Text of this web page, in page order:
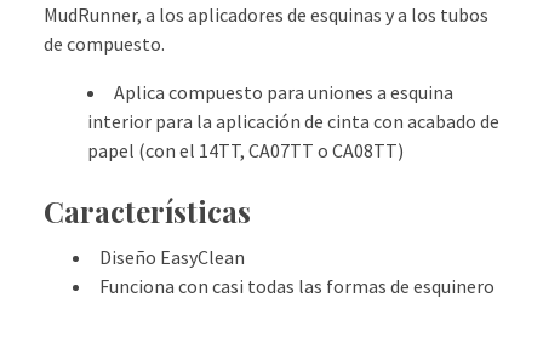
MudRunner, a los aplicadores de esquinas y a los tubos
de compuesto.
Aplica compuesto para uniones a esquina
interior para la aplicación de cinta con acabado de
papel (con el 14TT, CA07TT o CA08TT)
Características
Diseño EasyClean
Funciona con casi todas las formas de esquinero